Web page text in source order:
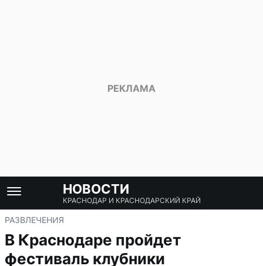
НОВОСТИ
КРАСНОДАР И КРАСНОДАРСКИЙ КРАЙ
РАЗВЛЕЧЕНИЯ
В Краснодаре пройдет
фестиваль клубники